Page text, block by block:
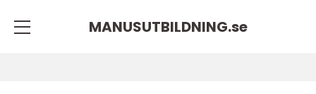
MANUSUTBILDNING.se